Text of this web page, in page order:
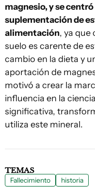
magnesio, y se
suplementación de
alimentación, ya que
suelo es carente de
cambio en la dieta y
aportación de
motivó a crear la
influencia en la
significativa,
utiliza este mineral.
TEMAS
Fallecimiento historia